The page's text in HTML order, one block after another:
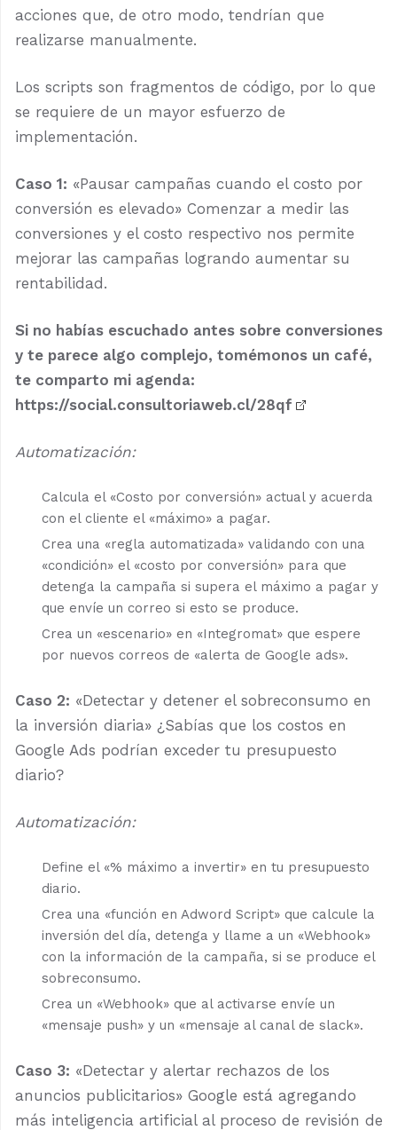
acciones que, de otro modo, tendrían que
realizarse manualmente.
Los scripts son fragmentos de código, por lo que
se requiere de un mayor esfuerzo de
implementación.
Caso 1: «Pausar campañas cuando el costo por
conversión es elevado» Comenzar a medir las
conversiones y el costo respectivo nos permite
mejorar las campañas logrando aumentar su
rentabilidad.
Si no habías escuchado antes sobre conversiones
y te parece algo complejo, tomémonos un café,
te comparto mi agenda:
https://social.consultoriaweb.cl/28qf
Automatización:
Calcula el «Costo por conversión» actual y acuerda
con el cliente el «máximo» a pagar.
Crea una «regla automatizada» validando con una
«condición» el «costo por conversión» para que
detenga la campaña si supera el máximo a pagar y
que envíe un correo si esto se produce.
Crea un «escenario» en «Integromat» que espere
por nuevos correos de «alerta de Google ads».
Caso 2: «Detectar y detener el sobreconsumo en
la inversión diaria» ¿Sabías que los costos en
Google Ads podrían exceder tu presupuesto
diario?
Automatización:
Define el «% máximo a invertir» en tu presupuesto
diario.
Crea una «función en Adword Script» que calcule la
inversión del día, detenga y llame a un «Webhook»
con la información de la campaña, si se produce el
sobreconsumo.
Crea un «Webhook» que al activarse envíe un
«mensaje push» y un «mensaje al canal de slack».
Caso 3: «Detectar y alertar rechazos de los
anuncios publicitarios» Google está agregando
más inteligencia artificial al proceso de revisión de